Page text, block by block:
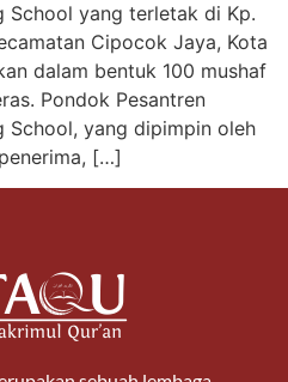
School yang terletak di Kp.
Cipocok Jaya, Kota
dalam bentuk 100 mushaf
Pondok Pesantren
School, yang dipimpin oleh
[…]